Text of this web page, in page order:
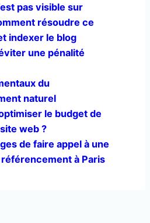
pas visible sur
résoudre ce
indexer le blog
une pénalité
du
naturel
le budget de
web ?
de faire appel à une
à Paris